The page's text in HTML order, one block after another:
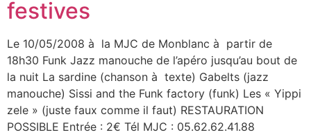
festives
Le 10/05/2008 à la MJC de Monblanc à partir de
18h30 Funk Jazz manouche de l’apéro jusqu’au bout de
la nuit La sardine (chanson à texte) Gabelts (jazz
manouche) Sissi and the Funk factory (funk) Les « Yippi
zele » (juste faux comme il faut) RESTAURATION
POSSIBLE Entrée : 2€ Tél MJC : 05.62.62.41.88